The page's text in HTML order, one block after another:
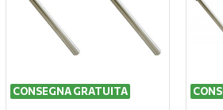
CONSEGNA GRATUITA